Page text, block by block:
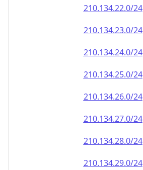
210.134.22.0/24
210.134.23.0/24
210.134.24.0/24
210.134.25.0/24
210.134.26.0/24
210.134.27.0/24
210.134.28.0/24
210.134.29.0/24